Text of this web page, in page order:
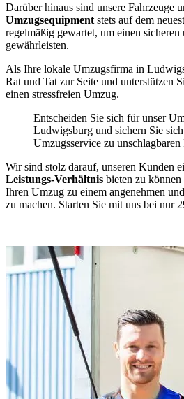
Darüber hinaus sind unsere Fahrzeuge
Umzugsequipment stets auf dem
regelmäßig gewartet, um einen
gewährleisten.
Als Ihre lokale Umzugsfirma in
Rat und Tat zur Seite und unterstützen
einen stressfreien Umzug.
Entscheiden Sie sich für unser
Ludwigsburg und sichern Sie
Umzugsservice zu unschlagbaren
Wir sind stolz darauf, unseren Kunden
Leistungs-Verhältnis bieten zu
Ihren Umzug zu einem angenehmen
zu machen. Starten Sie mit uns bei nur